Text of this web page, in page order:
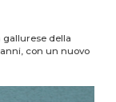
gallurese della
con un nuovo